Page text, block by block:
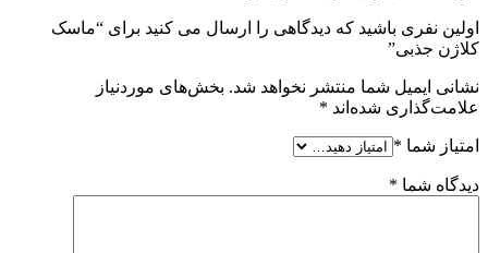
اولین نفری باشید که دیدگاهی را ارسال می کنید برای “ماسک
کلاژن جذبی”
نشانی ایمیل شما منتشر نخواهد شد. بخش‌های موردنیاز
علامت‌گذاری شده‌اند *
امتیاز شما *
دیدگاه شما *